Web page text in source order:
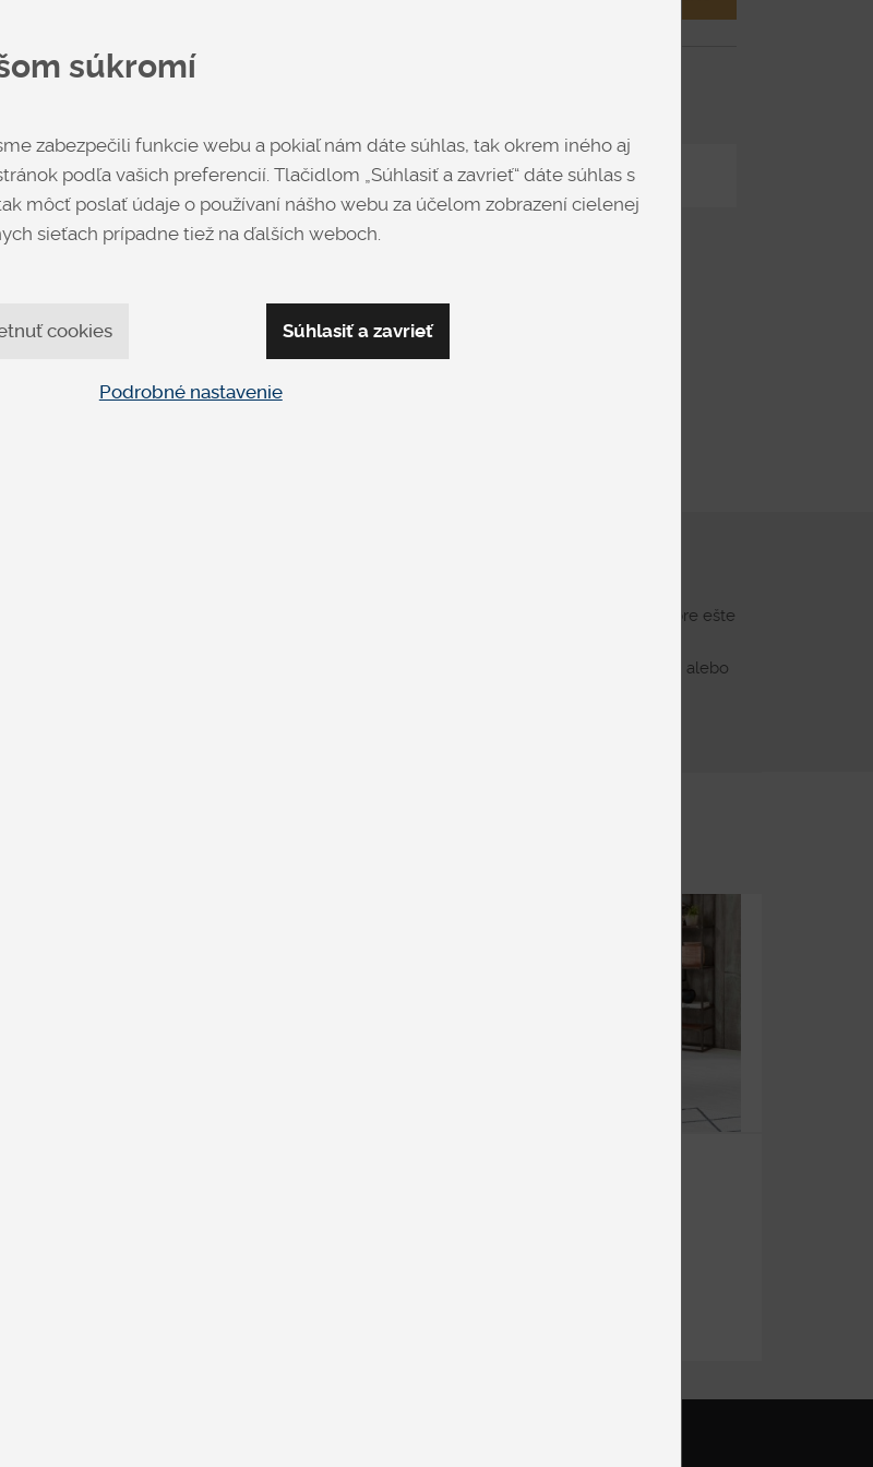
Opýtať sa Zdieľať
na vysokých kovových nohách
zaručujú aj chrbtové opierky poskytujúce vynikajúcu oporu
smerom dozadu, čo ponúka možnosť vytvoriť si maximálnu hĺbku sedenia pre ešte
umožňuje veľkú flexibilitu v priestore. Miestnosti sa vie prispôsobiť ako rohová alebo
dlhú životnosť a odolnosť Vašej sedačky
súkromí
zabezpečili funkcie webu a pokiaľ nám dáte súhlas, tak okrem iného aj
podľa vašich preferencií. Tlačidlom „Súhlasiť a zavrieť“ dáte súhlas s
môcť poslať údaje o používaní nášho webu za účelom zobrazení cielenej
sieťach prípadne tiež na ďalších weboch.
cookies Súhlasiť a zavrieť
Podrobné nastavenie